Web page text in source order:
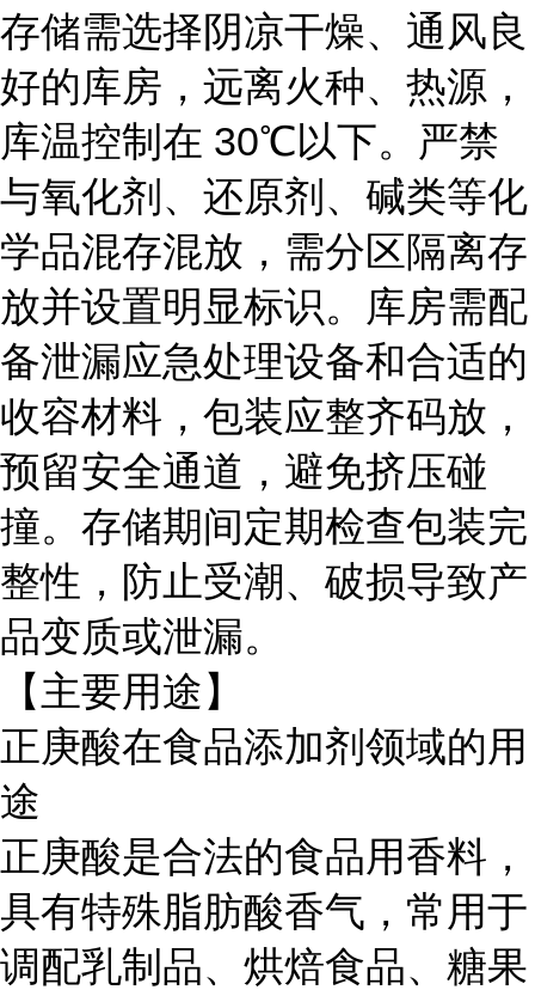
存储需选择阴凉干燥、通风良
好的库房，远离火种、热源，
库温控制在 30℃以下。严禁
与氧化剂、还原剂、碱类等化
学品混存混放，需分区隔离存
放并设置明显标识。库房需配
备泄漏应急处理设备和合适的
收容材料，包装应整齐码放，
预留安全通道，避免挤压碰
撞。存储期间定期检查包装完
整性，防止受潮、破损导致产
品变质或泄漏。
【主要用途】
正庚酸在食品添加剂领域的用
途
正庚酸是合法的食品用香料，
具有特殊脂肪酸香气，常用于
调配乳制品、烘焙食品、糖果